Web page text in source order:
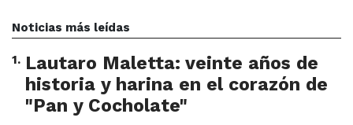
Noticias más leídas
1. Lautaro Maletta: veinte años de
historia y harina en el corazón de
"Pan y Cocholate"